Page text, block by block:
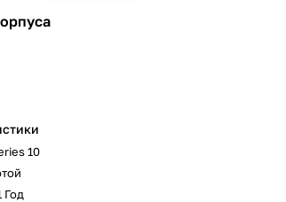
10
Год